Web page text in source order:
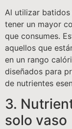
Al utilizar
tener un mayor
que consumes.
aquellos que
en un rango
diseñados para
de nutrientes
3.
solo vaso